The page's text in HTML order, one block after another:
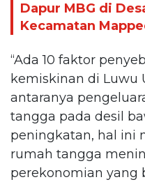
Dapur MBG di
Kecamatan
“Ada 10 faktor
kemiskinan di Luwu
antaranya
tangga pada desil
peningkatan, hal ini
rumah tangga
perekonomian yang